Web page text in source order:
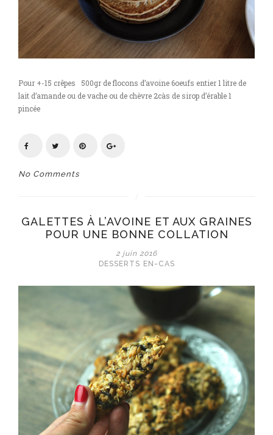
Pour +-15 crêpes 500gr de flocons d’avoine 6oeufs entier 1 litre de
lait d’amande ou de vache ou de chèvre 2càs de sirop d’érable 1
pincée
No Comments
GALETTES À L’AVOINE ET AUX GRAINES
POUR UNE BONNE COLLATION
2 juin 2016
DESSERTS EN-CAS